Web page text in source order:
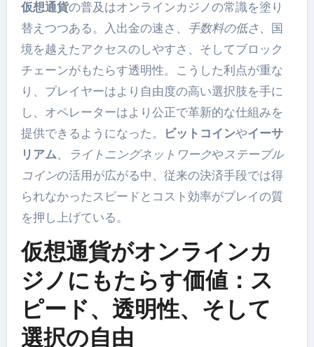
仮想通貨の普及はオンラインカジノの常識を塗り
替えつつある。入出金の速さ、 手数料の低さ、国
境を越えたアクセスのしやすさ、そしてブロック
チェーンがもたらす透明性。こうした利点が重な
り、プレイヤーはより自由度の高い選択肢を手に
し、オペレーターはより公正で革新的な仕組みを
提供できるようになった。
ビットコインやイーサ
リアム、 ライトニングネットワークやステーブル
コインの活用が広がる中、従来の決済手段では得
られなかったスピードとコスト効率がプレイの質
を押し上げている。
仮想通貨がオンラインカ
ジノにもたらす価値：ス
ピード、透明性、そして
選択の自由